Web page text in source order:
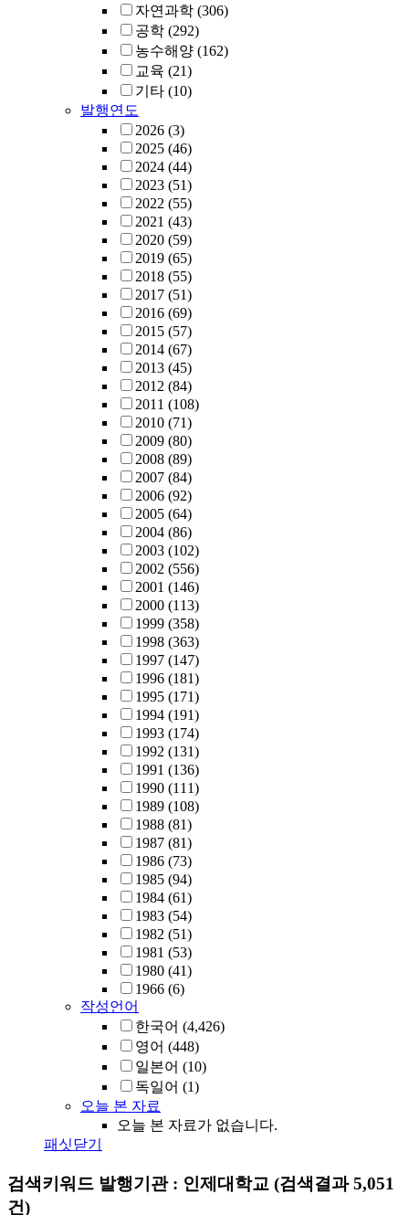
자연과학 (306)
공학 (292)
농수해양 (162)
교육 (21)
기타 (10)
발행연도
2026 (3)
2025 (46)
2024 (44)
2023 (51)
2022 (55)
2021 (43)
2020 (59)
2019 (65)
2018 (55)
2017 (51)
2016 (69)
2015 (57)
2014 (67)
2013 (45)
2012 (84)
2011 (108)
2010 (71)
2009 (80)
2008 (89)
2007 (84)
2006 (92)
2005 (64)
2004 (86)
2003 (102)
2002 (556)
2001 (146)
2000 (113)
1999 (358)
1998 (363)
1997 (147)
1996 (181)
1995 (171)
1994 (191)
1993 (174)
1992 (131)
1991 (136)
1990 (111)
1989 (108)
1988 (81)
1987 (81)
1986 (73)
1985 (94)
1984 (61)
1983 (54)
1982 (51)
1981 (53)
1980 (41)
1966 (6)
작성언어
한국어 (4,426)
영어 (448)
일본어 (10)
독일어 (1)
오늘 본 자료
오늘 본 자료가 없습니다.
패싯닫기
검색키워드 발행기관 : 인제대학교 (검색결과 5,051
건)